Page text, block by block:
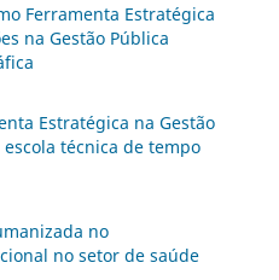
Ferramenta Estratégica
na Gestão Pública
Estratégica na Gestão
técnica de tempo
no
no setor de saúde